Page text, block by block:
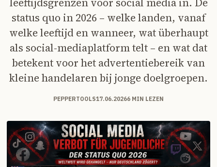
status quo in 2026 – welke landen, vanaf
welke leeftijd en wanneer, wat überhaupt
als social-mediaplatform telt – en wat dat
betekent voor het advertentiebereik van
kleine handelaren bij jonge doelgroepen.
PEPPERTOOLS17.06.20266 MIN LEZEN